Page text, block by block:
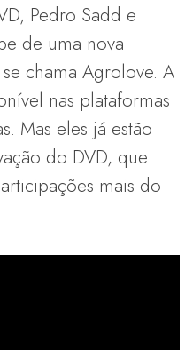
Pedro Sadd e
de uma nova
chama Agrolove. A
nas plataformas
Mas eles já estão
do DVD, que
mais do